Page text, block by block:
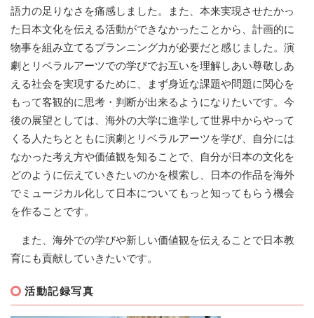
語力の足りなさを痛感しました。また、本来実現させたかっ
た日本文化を伝える活動ができなかったことから、計画的に
物事を組み立てるプランニング力が必要だと感じました。演
劇とリベラルアーツでの学びでお互いを理解しあい尊敬しあ
える社会を実現するために、まず身近な課題や問題に関心を
もって客観的に思考・判断が出来るようになりたいです。今
後の展望としては、海外の大学に進学して世界中からやって
くる人たちとともに演劇とリベラルアーツを学び、自分には
なかった考え方や価値観を知ることで、自分が日本の文化を
どのように伝えていきたいのかを模索し、日本の作品を海外
でミュージカル化して日本についてもっと知ってもらう機会
を作ることです。
また、海外での学びや新しい価値観を伝えることで日本教
育にも貢献していきたいです。
活動記録写真